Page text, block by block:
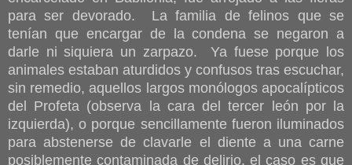
para ser devorado. La familia de felinos que se
tenían que encargar de la condena se negaron a
darle ni siquiera un zarpazo. Ya fuese porque los
animales estaban aturdidos y confusos tras escuchar,
sin remedio, aquellos largos monólogos apocalípticos
del Profeta (observa la cara del tercer león por la
izquierda), o porque sencillamente fueron iluminados
para abstenerse de clavarle el diente a una carne
posiblemente contaminada de delirio, el caso es que